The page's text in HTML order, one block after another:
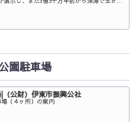
園駐車場
（公財）伊東市振興公社
（４ヶ所）の案内